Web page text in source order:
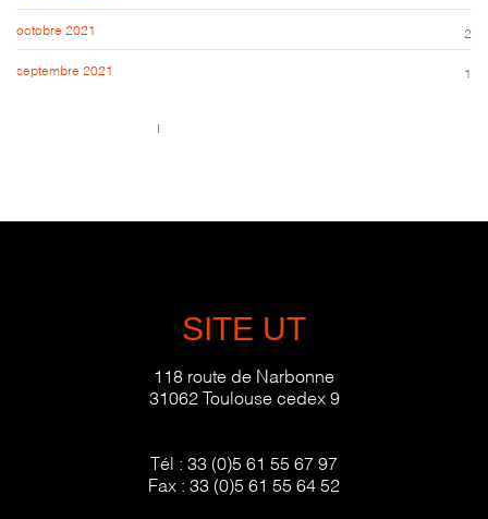
octobre 2021 2
septembre 2021 1
SITE UT
118 route de Narbonne
31062 Toulouse cedex 9
Tél : 33 (0)5 61 55 67 97
Fax : 33 (0)5 61 55 64 52